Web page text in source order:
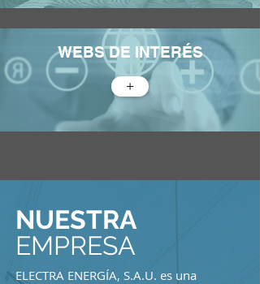
WEBS DE INTERÉS
+
NUESTRA
EMPRESA
ELECTRA ENERGÍA, S.A.U. es una